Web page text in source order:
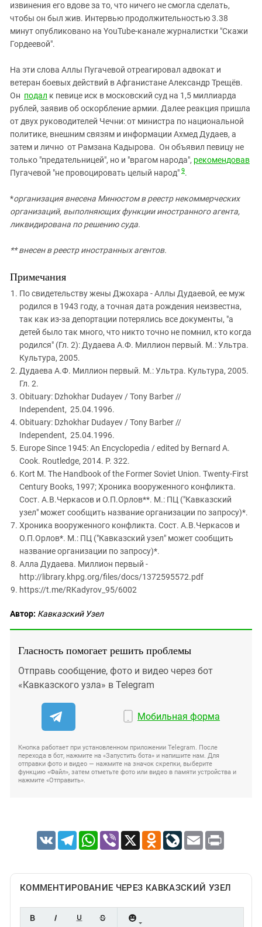
извинения его вдове за то, что ничего не смогла сделать,
чтобы он был жив. Интервью продолжительностью 3.38
минут опубликовано на YouTube-канале журналистки "Скажи
Гордеевой".
На эти слова Аллы Пугачевой отреагировал адвокат и
ветеран боевых действий в Афганистане Александр Трещёв.
Он подал к певице иск в московский суд на 1,5 миллиарда
рублей, заявив об оскорбление армии. Далее реакция пришла
от двух руководителей Чечни: от министра по национальной
политике, внешним связям и информации Ахмед Дудаев, а
затем и лично от Рамзана Кадырова. Он объявил певицу не
только "предательницей", но и "врагом народа", рекомендовав
Пугачевой "не провоцировать целый народ" 9.
*организация внесена Минюстом в реестр некоммерческих
организаций, выполняющих функции иностранного агента,
ликвидирована по решению суда.
** внесен в реестр иностранных агентов.
Примечания
По свидетельству жены Джохара - Аллы Дудаевой, ее муж
родился в 1943 году, а точная дата рождения неизвестна,
так как из-за депортации потерялись все документы, "а
детей было так много, что никто точно не помнил, кто когда
родился" (Гл. 2): Дудаева А.Ф. Миллион первый. М.: Ультра.
Культура, 2005.
Дудаева А.Ф. Миллион первый. М.: Ультра. Культура, 2005.
Гл. 2.
Obituary: Dzhokhar Dudayev / Tony Barber //
Independent, 25.04.1996.
Obituary: Dzhokhar Dudayev / Tony Barber //
Independent, 25.04.1996.
Europe Since 1945: An Encyclopedia / edited by Bernard A.
Cook. Routledge, 2014. P. 322.
Kort M. The Handbook of the Former Soviet Union. Twenty-First
Century Books, 1997; Хроника вооруженного конфликта.
Сост. А.В.Черкасов и О.П.Орлов**. М.: ПЦ ("Кавказский
узел" может сообщить название организации по запросу)*.
Хроника вооруженного конфликта. Сост. А.В.Черкасов и
О.П.Орлов*. М.: ПЦ ("Кавказский узел" может сообщить
название организации по запросу)*.
Алла Дудаева. Миллион первый -
http://library.khpg.org/files/docs/1372595572.pdf
https://t.me/RKadyrov_95/6002
Автор: Кавказский Узел
Гласность помогает решить проблемы
Отправь сообщение, фото и видео через бот
«Кавказского узла» в Telegram
Мобильная форма
Кнопка работает при установленном приложении Telegram. После
перехода в бот, нажмите на «Запустить бота» и напишите нам. Для
отправки фото и видео — нажмите на значок скрепки, выберите
функцию «Файл», затем отметьте фото или видео в памяти устройства и
нажмите «Отправить».
VK TelegramWhatsApp
Viber X Odnoklassniki
LiveJournal
Email Print
КОММЕНТИРОВАНИЕ ЧЕРЕЗ КАВКАЗСКИЙ УЗЕЛ